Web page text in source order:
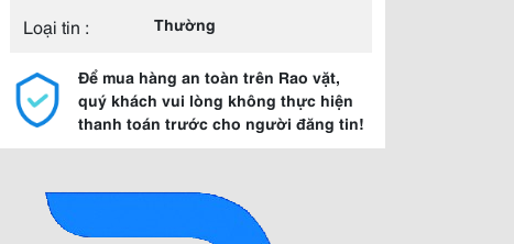
Loại tin :
Thường
Để mua hàng an toàn trên Rao vặt,
quý khách vui lòng không thực hiện
thanh toán trước cho người đăng tin!